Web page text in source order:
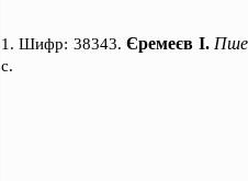
1. Шифр: 38343.Єремеєв І.
с.